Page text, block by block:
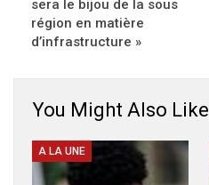
sera le bijou de la sous
région en matière
d’infrastructure »
You Might Also Like
A LA UNE